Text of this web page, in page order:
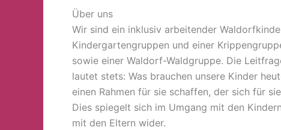
Über uns
Wir sind ein inklusiv arbeitender
Kindergartengruppen und einer
sowie einer Waldorf-Waldgruppe. Die
lautet stets: Was brauchen unsere Kinder
einen Rahmen für sie schaffen, der sich für
Dies spiegelt sich im Umgang mit den
mit den Eltern wider.